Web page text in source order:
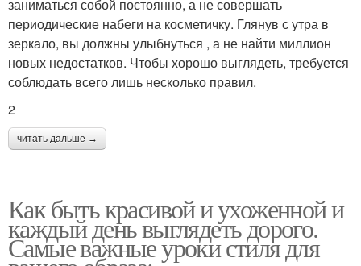
заниматься собой постоянно, а не совершать
периодические набеги на косметичку. Глянув с утра в
зеркало, вы должны улыбнуться , а не найти миллион
новых недостатков. Чтобы хорошо выглядеть, требуется
соблюдать всего лишь несколько правил.
2
читать дальше →
Как быть красивой и ухоженной и
каждый день выглядеть дорого.
Самые важные уроки стиля для